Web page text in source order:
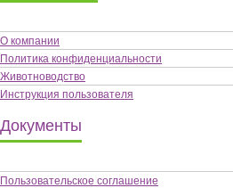
О компании
Политика конфиденциальности
Животноводство
Инструкция пользователя
Документы
Пользовательское соглашение